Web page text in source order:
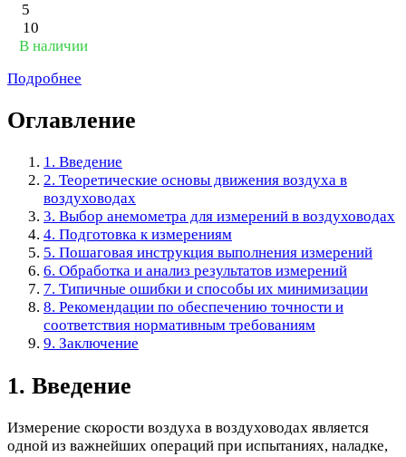
5
10
В наличии
Подробнее
Оглавление
1. Введение
2. Теоретические основы движения воздуха в
воздуховодах
3. Выбор анемометра для измерений в воздуховодах
4. Подготовка к измерениям
5. Пошаговая инструкция выполнения измерений
6. Обработка и анализ результатов измерений
7. Типичные ошибки и способы их минимизации
8. Рекомендации по обеспечению точности и
соответствия нормативным требованиям
9. Заключение
1. Введение
Измерение скорости воздуха в воздуховодах является
одной из важнейших операций при испытаниях, наладке,